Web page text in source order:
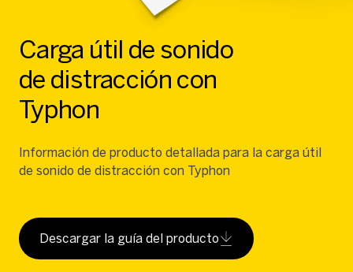
Carga útil de sonido
de distracción con
Typhon
Información de producto detallada para la carga útil
de sonido de distracción con Typhon
Descargar la guía del producto